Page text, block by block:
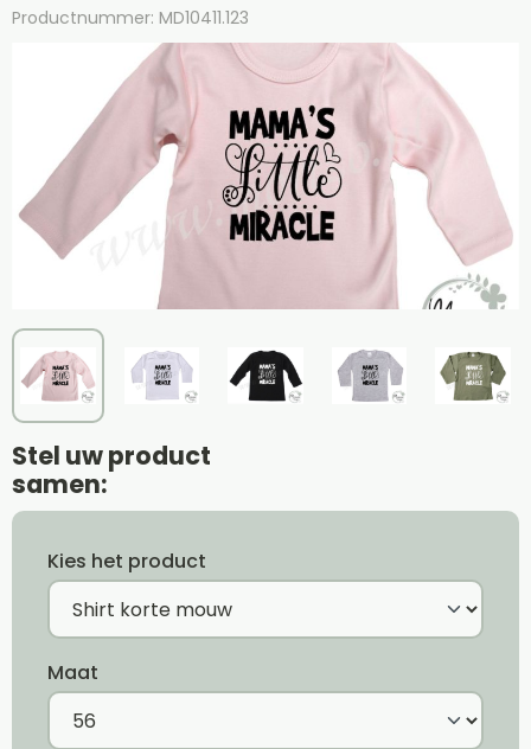
Productnummer: MD10411.123
Stel uw product
samen:
Kies het product
Maat